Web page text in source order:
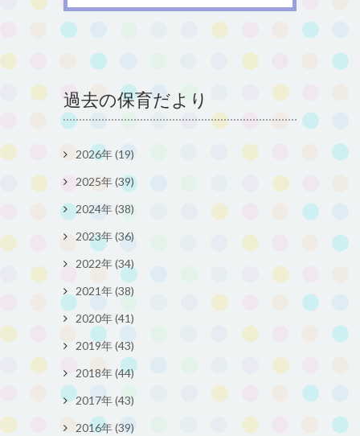
過去の保育だより
2026年 (19)
2025年 (39)
2024年 (38)
2023年 (36)
2022年 (34)
2021年 (38)
2020年 (41)
2019年 (43)
2018年 (44)
2017年 (43)
2016年 (39)